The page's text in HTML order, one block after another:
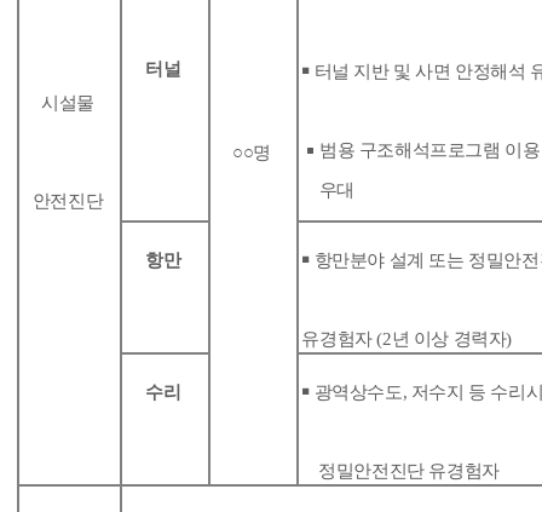
시설물
안전진단
터널
○○명
￭터널 지반 및 사면 안정해석
￭ 범용 구조해석프로그램 이
우대
항만 ￭항만분야 설계 또는 정밀안
유경험자(2년 이상 경력자)
수리 ￭광역상수도, 저수지 등 수리
정밀안전진단 유경험자